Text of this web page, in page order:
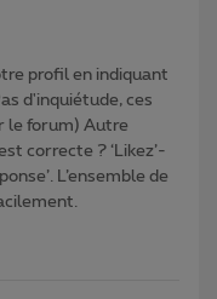
profil en indiquant
d'inquiétude, ces
le forum) Autre
correcte ? ‘Likez’-
L’ensemble de